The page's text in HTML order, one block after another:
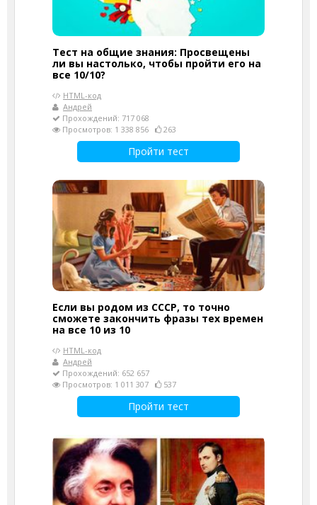
Тест на общие знания: Просвещены
ли вы настолько, чтобы пройти его на
все 10/10?
HTML-код
Андрей
Прохождений: 717 068
Просмотров: 1 338 856
263
Пройти тест
Если вы родом из СССР, то точно
сможете закончить фразы тех времен
на все 10 из 10
HTML-код
Андрей
Прохождений: 652 657
Просмотров: 1 011 307
537
Пройти тест